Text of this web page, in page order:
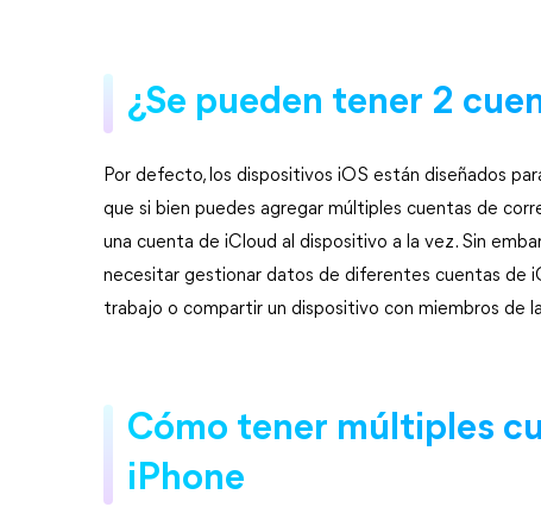
¿Se pueden tener 2
Por defecto, los dispositivos iOS están diseñados
que si bien puedes agregar múltiples cuentas de
una cuenta de iCloud al dispositivo a la vez. Sin
necesitar gestionar datos de diferentes cuentas de
trabajo o compartir un dispositivo con miembros de
Cómo tener múltiples
iPhone